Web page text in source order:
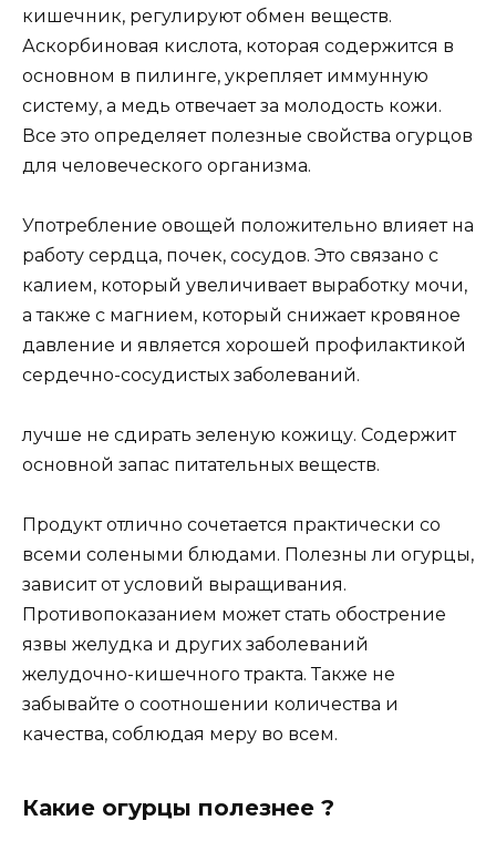
кишечник, регулируют обмен веществ.
Аскорбиновая кислота, которая содержится в
основном в пилинге, укрепляет иммунную
систему, а медь отвечает за молодость кожи.
Все это определяет полезные свойства огурцов
для человеческого организма.
Употребление овощей положительно влияет на
работу сердца, почек, сосудов. Это связано с
калием, который увеличивает выработку мочи,
а также с магнием, который снижает кровяное
давление и является хорошей профилактикой
сердечно-сосудистых заболеваний.
лучше не сдирать зеленую кожицу. Содержит
основной запас питательных веществ.
Продукт отлично сочетается практически со
всеми солеными блюдами. Полезны ли огурцы,
зависит от условий выращивания.
Противопоказанием может стать обострение
язвы желудка и других заболеваний
желудочно-кишечного тракта. Также не
забывайте о соотношении количества и
качества, соблюдая меру во всем.
Какие огурцы полезнее ?